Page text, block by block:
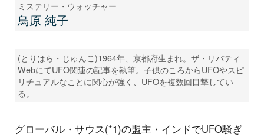
ミステリー・ウォッチャー
鳥原 純子
(とりはら・じゅんこ)1964年、京都府生まれ。ザ・リバティ
WebにてUFO関連の記事を執筆。子供のころからUFOやスピ
リチュアルなことに関心が強く、UFOを複数回目撃してい
る。
グローバル・サウス(*1)の盟主・インドでUFO騒ぎ